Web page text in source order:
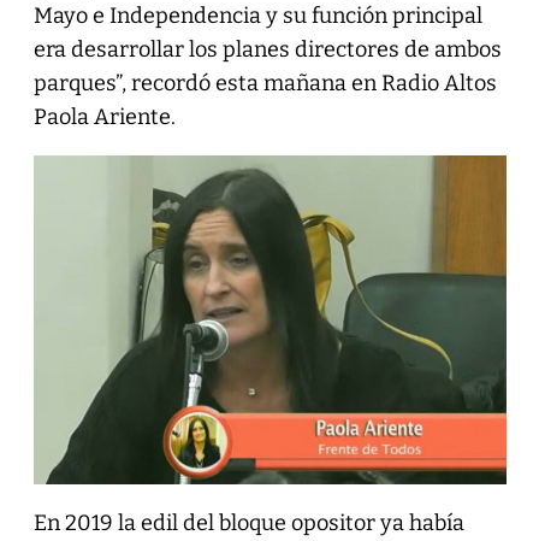
Mayo e Independencia y su función principal
era desarrollar los planes directores de ambos
parques”, recordó esta mañana en Radio Altos
Paola Ariente.
En 2019 la edil del bloque opositor ya había